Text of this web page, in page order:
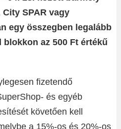
SPAR vagy
egy összegben legalább
blokkon az 500 Ft értékű
fizetendő
és egyéb
követően kell
a 15%-os és 20%-os